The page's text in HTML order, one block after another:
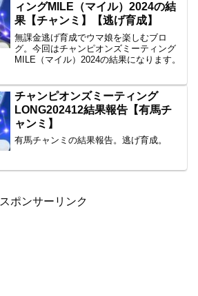
ィングMILE（マイル）2024の結
果【チャンミ】【逃げ育成】
無課金逃げ育成でウマ娘を楽しむブロ
グ。今回はチャンピオンズミーティング
MILE（マイル）2024の結果になります。
チャンピオンズミーティング
LONG202412結果報告【有馬チ
ャンミ】
有馬チャンミの結果報告。逃げ育成。
スポンサーリンク